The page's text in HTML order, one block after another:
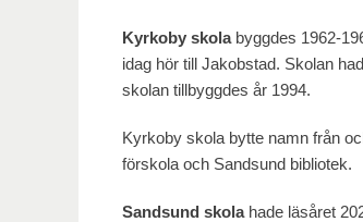
Kyrkoby skolabyggdes 1962-
idag hör till Jakobstad. Skolan
skolan tillbyggdes år 1994.
Kyrkoby skola bytte namn från
förskola och Sandsund bibliotek.
Sandsund skolahade läsåret